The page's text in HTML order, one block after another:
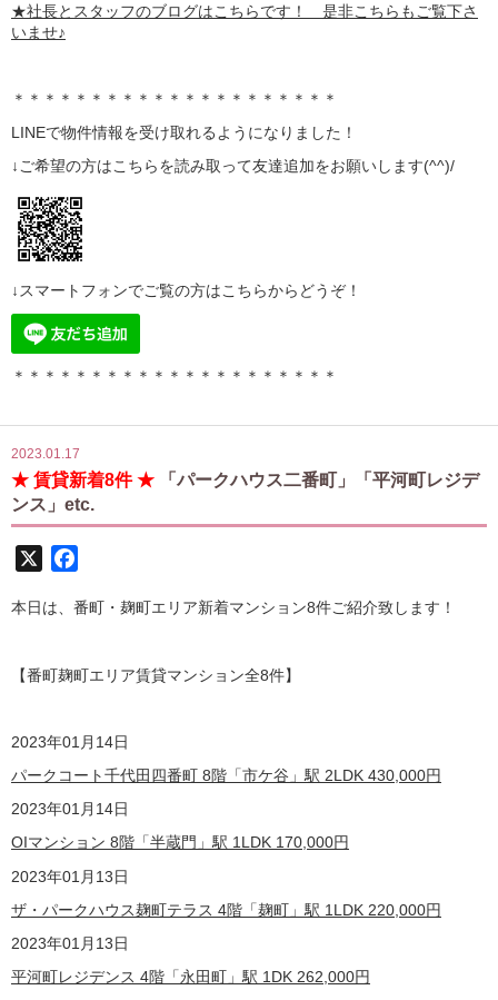
★社長とスタッフのブログはこちらです！ 是非こちらもご覧下さ
いませ♪
＊＊＊＊＊＊＊＊＊＊＊＊＊＊＊＊＊＊＊＊＊
LINEで物件情報を受け取れるようになりました！
↓ご希望の方はこちらを読み取って友達追加をお願いします(^^)/
↓スマートフォンでご覧の方はこちらからどうぞ！
＊＊＊＊＊＊＊＊＊＊＊＊＊＊＊＊＊＊＊＊＊
2023.01.17
★ 賃貸新着8件 ★
「パークハウス二番町」「平河町レジデ
ンス」etc.
本日は、番町・麹町エリア新着マンション8件ご紹介致します！
【番町麹町エリア賃貸マンション全8件】
2023年01月14日
パークコート千代田四番町 8階「市ケ谷」駅 2LDK 430,000円
2023年01月14日
OIマンション 8階「半蔵門」駅 1LDK 170,000円
2023年01月13日
ザ・パークハウス麹町テラス 4階「麹町」駅 1LDK 220,000円
2023年01月13日
平河町レジデンス 4階「永田町」駅 1DK 262,000円